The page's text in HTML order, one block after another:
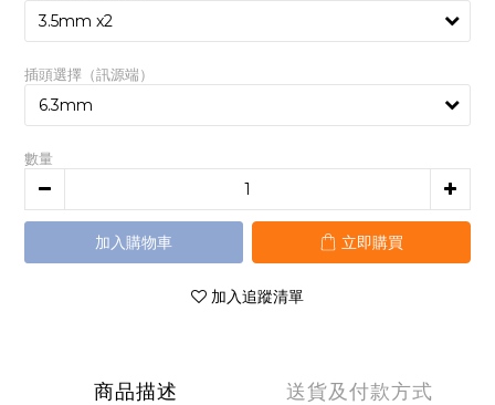
插頭選擇（訊源端）
數量
加入購物車 立即購買
加入追蹤清單
商品描述 送貨及付款方式